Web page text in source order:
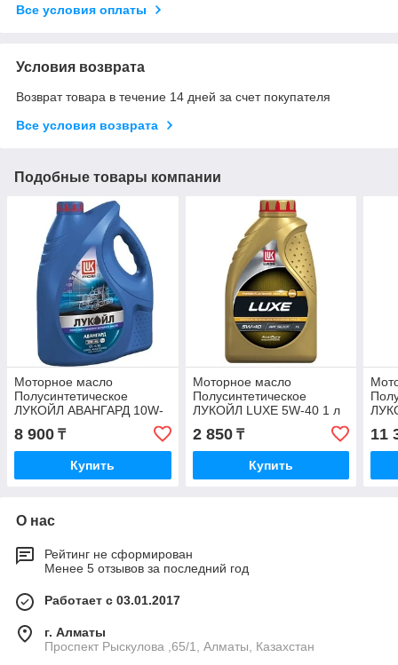
Все условия оплаты
Условия возврата
Возврат товара в течение 14 дней за счет покупателя
Все условия возврата
Подобные товары компании
Моторное масло
Полусинтетическое
ЛУКОЙЛ АВАНГАРД 10W-
8 900 ₸
Купить
Моторное масло
Полусинтетическое
ЛУКОЙЛ LUXE 5W-40 1 л
2 850₸
Купить
11
О нас
Рейтинг не сформирован
Менее 5 отзывов за последний год
Работает с 03.01.2017
г. Алматы
Проспект Рыскулова ,65/1, Алматы, Казахстан